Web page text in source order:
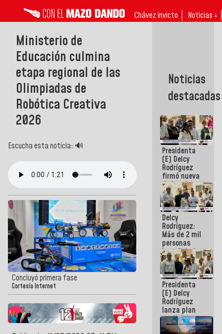
Chávez invicto Noticias ↓
Ministerio de
Educación culmina
etapa regional de las
Olimpiadas de
Robótica Creativa
2026
Escucha esta noticia: 🔊
Concluyó primera fase
Cortesía Internet
Noticias
destacadas
Presidenta
(E) Delcy
Rodríguez
firmó nueva
de Ley de
Arrendamiento
aprobada
por la AN
Delcy
Rodríguez:
Más de 2 mil
personas
beneficiadas
con planes
para
atención de
emergencia
sísmica en
la última
semana
Presidenta
(E) Delcy
Rodríguez
lanza plan
crediticio
con subsidio